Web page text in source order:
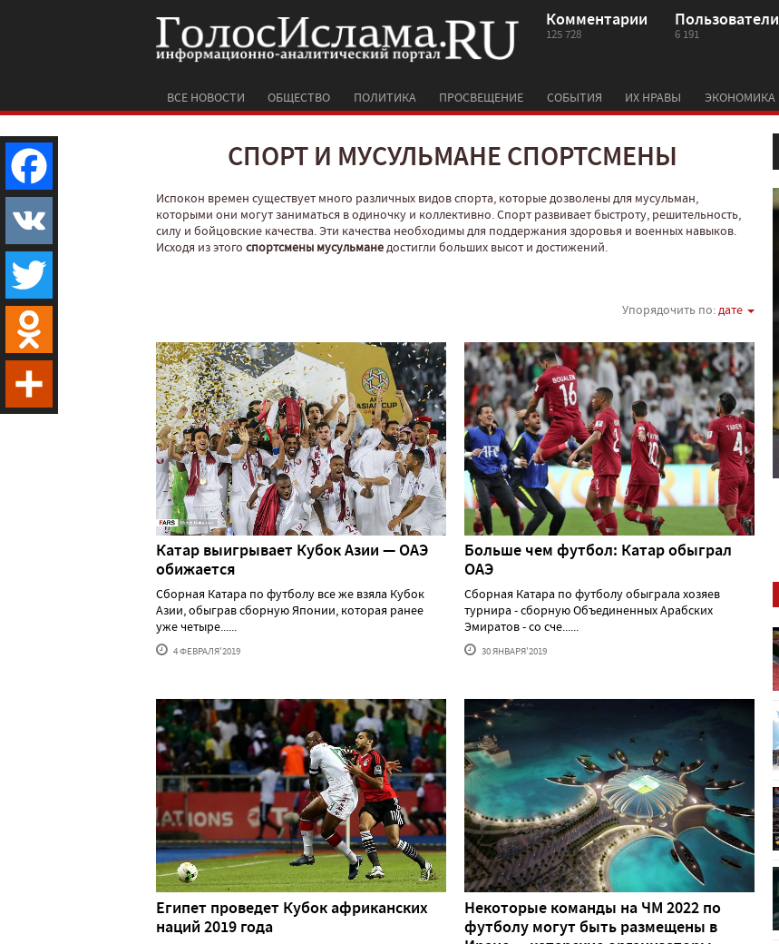
Комментарии
125 728
Пользователи
6 191
ВСЕ НОВОСТИ ОБЩЕСТВО ПОЛИТИКА ПРОСВЕЩЕНИЕ СОБЫТИЯ ИХ НРАВЫ ЭКОНОМИКА
СПОРТ И МУСУЛЬМАНЕ СПОРТСМЕНЫ
Испокон времен существует много различных видов спорта, которые дозволены для мусульман,
которыми они могут заниматься в одиночку и коллективно. Спорт развивает быстроту, решительность,
силу и бойцовские качества. Эти качества необходимы для поддержания здоровья и военных навыков.
Исходя из этого спортсмены мусульманедостигли больших высот и достижений.
Упорядочить по:дате
Катар выигрывает Кубок Азии — ОАЭ
обижается
Сборная Катара по футболу все же взяла Кубок
Азии, обыграв сборную Японии, которая ранее
уже четыре......
4 ФЕВРАЛЯ'2019
Больше чем футбол: Катар обыграл
ОАЭ
Сборная Катара по футболу обыграла хозяев
турнира - сборную Объединенных Арабских
Эмиратов - со сче......
30 ЯНВАРЯ'2019
Египет проведет Кубок африканских
наций 2019 года
Некоторые команды на ЧМ 2022 по
футболу могут быть размещены в
Facebook
VK
Twitter
Odnoklassniki